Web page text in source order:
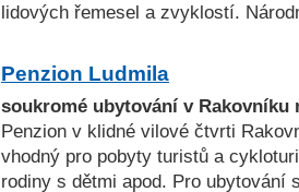
lidových řemesel a zvyklostí.
Penzion Ludmila
soukromé ubytování v Rakovníku
Penzion v klidné vilové čtvrti
vhodný pro pobyty turistů a
rodiny s dětmi apod. Pro ubytování